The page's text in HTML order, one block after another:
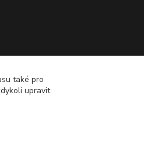
také pro
upravit